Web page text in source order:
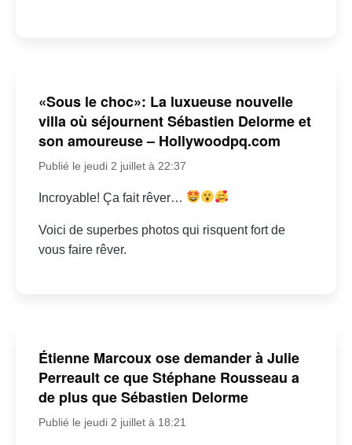
«Sous le choc»: La luxueuse nouvelle
villa où séjournent Sébastien Delorme et
son amoureuse – Hollywoodpq.com
Publié le jeudi 2 juillet à 22:37
Incroyable! Ça fait rêver…
Voici de superbes photos qui risquent fort de
vous faire rêver.
Étienne Marcoux ose demander à Julie
Perreault ce que Stéphane Rousseau a
de plus que Sébastien Delorme
Publié le jeudi 2 juillet à 18:21